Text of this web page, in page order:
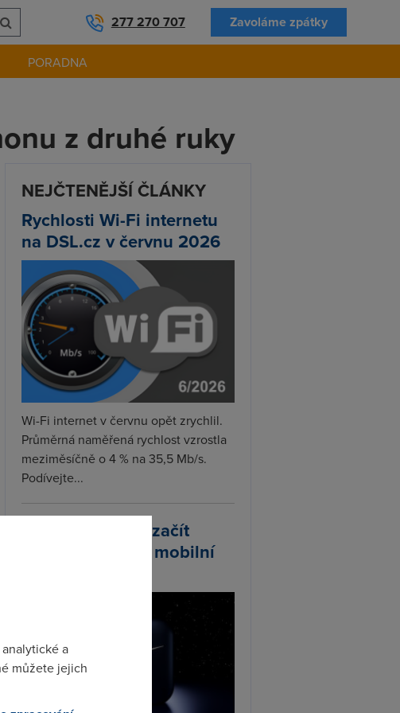
277 270 707 Zavoláme zpátky
PORADNA
z druhé ruky
NEJČTENĚJŠÍ ČLÁNKY
Rychlosti Wi-Fi internetu
na DSL.cz v červnu 2026
Wi-Fi internet v červnu opět zrychlil.
Průměrná naměřená rychlost vzrostla
meziměsíčně o 4 % na 35,5 Mb/s.
Podívejte...
Starlink plánuje začít
prodávat vlastní mobilní
a
můžete jejich